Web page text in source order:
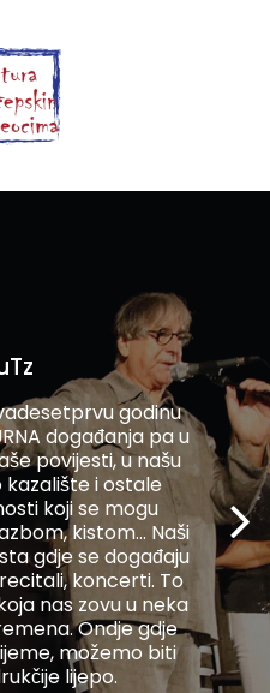
godinu
događanja pa u
povijesti, u našu
i ostale
koji se mogu
kistom... Naši
gdje se događaju
koncerti. To
nas zovu u neka
Ondje gdje
možemo biti
lijepo.